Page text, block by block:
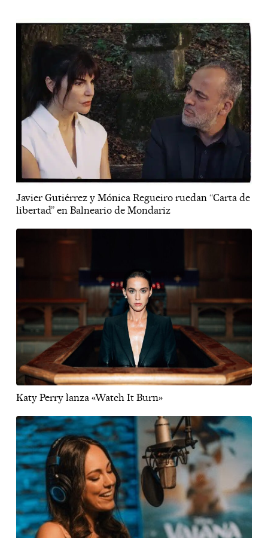
Javier Gutiérrez y Mónica Regueiro ruedan “Carta de
libertad” en Balneario de Mondariz
Katy Perry lanza «Watch It Burn»